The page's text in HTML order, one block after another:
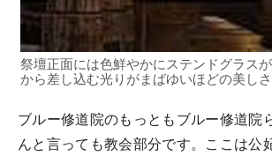
祭壇正面には色鮮やかにステンドグラス
から差し込む光りがまばゆいほどの美しさ
ブルー修道院のもっともブルー修道院
んと言っても教会部分です。ここは公